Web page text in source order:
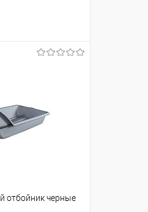
Под заказ
отбойник черные